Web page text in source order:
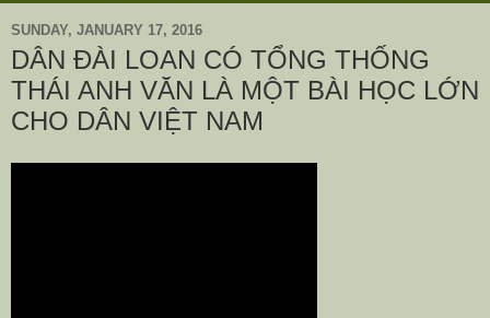
SUNDAY, JANUARY 17, 2016
DÂN ĐÀI LOAN CÓ TỔNG THỐNG
THÁI ANH VĂN LÀ MỘT BÀI HỌC LỚN
CHO DÂN VIỆT NAM